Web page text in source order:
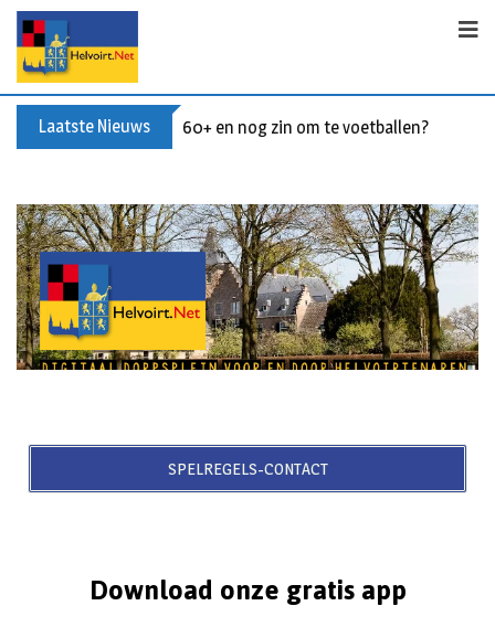
Laatste Nieuws 60+ en nog zin om te voetballen? Kom
SPELREGELS-CONTACT
Download onze gratis app